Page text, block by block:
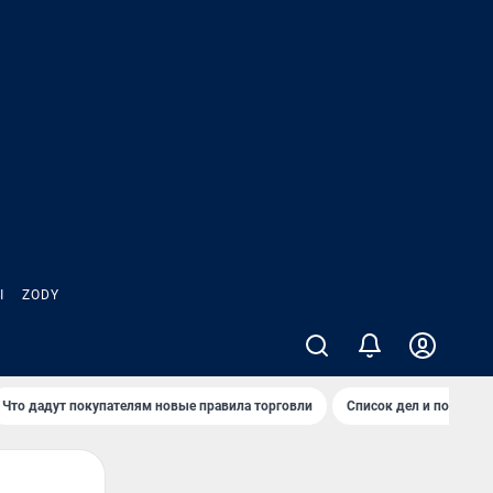
ZODY
Что дадут покупателям новые правила торговли Список дел и покупок